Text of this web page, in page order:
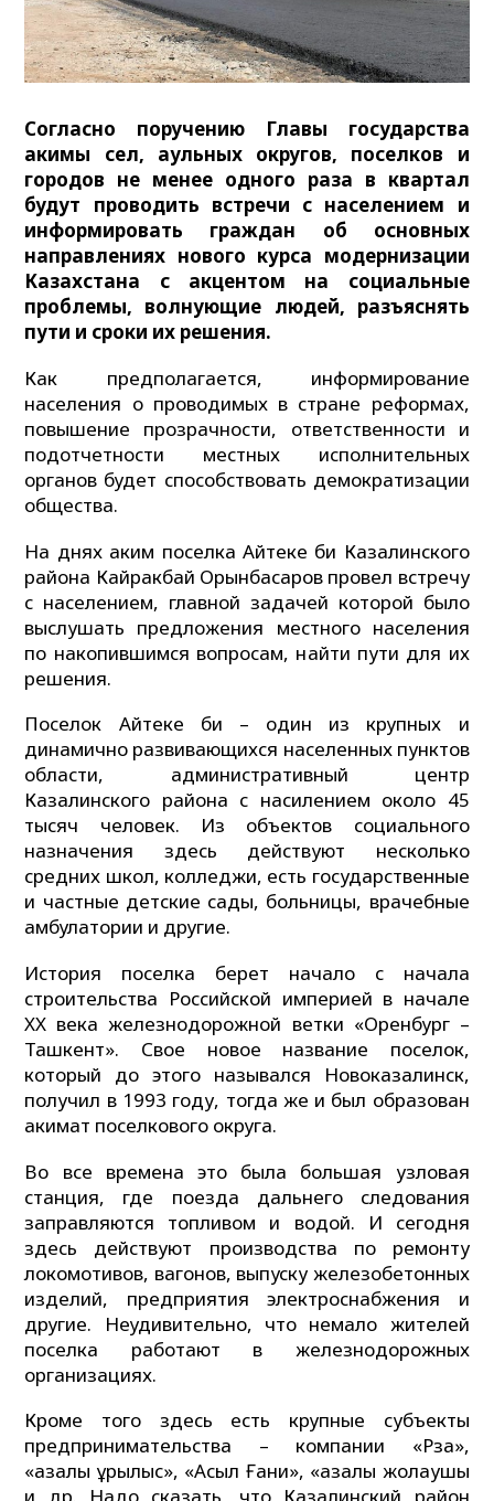
Согласно поручению Главы государства
акимы сел, аульных округов, поселков и
городов не менее одного раза в квартал
будут проводить встречи с населением и
информировать граждан об основных
направлениях нового курса модернизации
Казахстана с акцентом на социальные
проблемы, волнующие людей, разъяснять
пути и сроки их решения.
Как предполагается, информирование
населения о проводимых в стране реформах,
повышение прозрачности, ответственности и
подотчетности местных исполнительных
органов будет способствовать демократизации
общества.
На днях аким поселка Айтеке би Казалинского
района Кайракбай Орынбасаров провел встречу
с населением, главной задачей которой было
выслушать предложения местного населения
по накопившимся вопросам, найти пути для их
решения.
Поселок Айтеке би – один из крупных и
динамично развивающихся населенных пунктов
области, административный центр
Казалинского района с насилением около 45
тысяч человек. Из объектов социального
назначения здесь действуют несколько
средних школ, колледжи, есть государственные
и частные детские сады, больницы, врачебные
амбулатории и другие.
История поселка берет начало с начала
строительства Российской империей в начале
XX века железнодорожной ветки «Оренбург –
Ташкент». Свое новое название поселок,
который до этого назывался Новоказалинск,
получил в 1993 году, тогда же и был образован
акимат поселкового округа.
Во все времена это была большая узловая
станция, где поезда дальнего следования
заправляются топливом и водой. И сегодня
здесь действуют производства по ремонту
локомотивов, вагонов, выпуску железобетонных
изделий, предприятия электроснабжения и
другие. Неудивительно, что немало жителей
поселка работают в железнодорожных
организациях.
Кроме того здесь есть крупные субъекты
предпринимательства – компании «Рза»,
«Қазалы Құрылыс», «Асыл Ғани», «Қазалы жолаушы